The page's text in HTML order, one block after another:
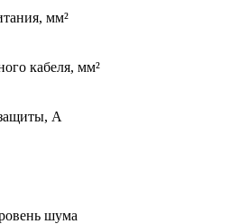
мм²
кабеля, мм²
А
шума